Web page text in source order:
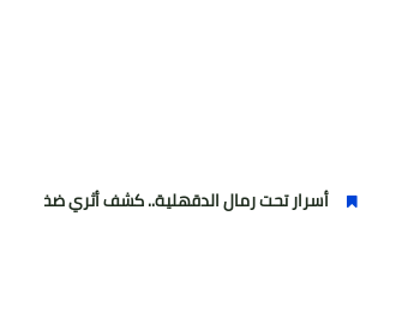
أسرار تحت رمال الدقهلية.. كشف أثري ضخم يوثق آلاف